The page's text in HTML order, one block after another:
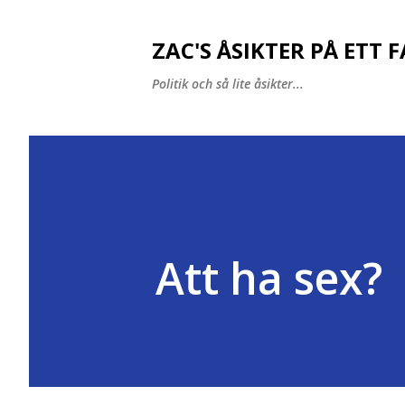
ZAC'S ÅSIKTER PÅ ETT
Politik och så lite åsikter...
Att ha sex?